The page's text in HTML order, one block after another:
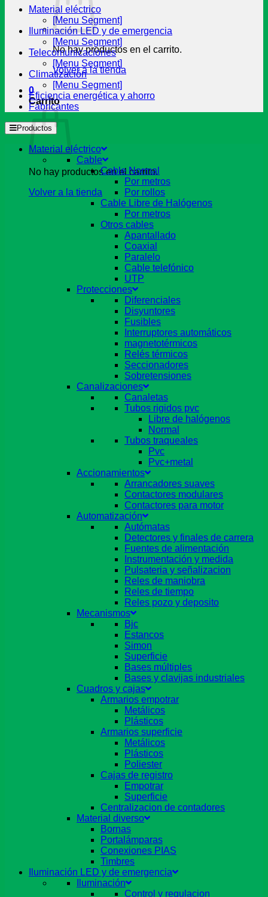
No hay productos en el carrito.
Volver a la tienda
0
Carrito
No hay productos en el carrito.
Volver a la tienda
Material eléctrico
[Menu Segment]
Iluminación LED y de emergencia
[Menu Segment]
Telecomunicaciones
[Menu Segment]
Climatización
[Menu Segment]
Eficiencia energética y ahorro
Fabricantes
Productos
Material eléctrico
Cable
Cable Normal
Por metros
Por rollos
Cable Libre de Halógenos
Por metros
Otros cables
Apantallado
Coaxial
Paralelo
Cable telefónico
UTP
Protecciones
Diferenciales
Disyuntores
Fusibles
Interruptores automáticos
magnetotérmicos
Relés térmicos
Seccionadores
Sobretensiones
Canalizaciones
Canaletas
Tubos rigidos pvc
Libre de halógenos
Normal
Tubos traqueales
Pvc
Pvc+metal
Accionamientos
Arrancadores suaves
Contactores modulares
Contactores para motor
Automatización
Autómatas
Detectores y finales de carrera
Fuentes de alimentación
Instrumentación y medida
Pulsateria y señalizacion
Reles de maniobra
Reles de tiempo
Reles pozo y deposito
Mecanismos
Bjc
Estancos
Simon
Superficie
Bases múltiples
Bases y clavijas industriales
Cuadros y cajas
Armarios empotrar
Metálicos
Plásticos
Armarios superficie
Metálicos
Plásticos
Poliester
Cajas de registro
Empotrar
Superficie
Centralizacion de contadores
Material diverso
Bornas
Portalámparas
Conexiones PIAS
Timbres
Iluminación LED y de emergencia
Iluminación
Control y regulacion